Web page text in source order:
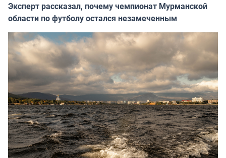
Эксперт рассказал, почему чемпионат Мурманской
области по футболу остался незамеченным